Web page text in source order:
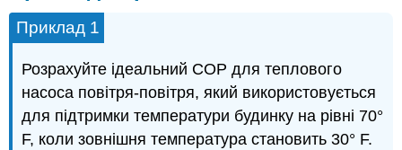
Приклад 1
Розрахуйте ідеальний COP для теплового
насоса повітря-повітря, який використовується
для підтримки температури будинку на рівні 70°
F, коли зовнішня температура становить 30° F.